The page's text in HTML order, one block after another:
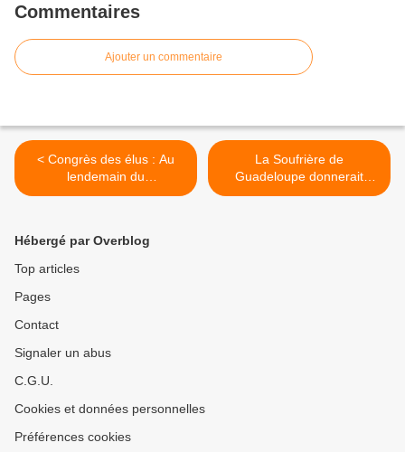
Commentaires
Ajouter un commentaire
< Congrès des élus : Au
lendemain du
HAPPENING !
La Soufrière de
Guadeloupe donnerait
actuellement des
Hébergé par Overblog
Top articles
Pages
Contact
Signaler un abus
C.G.U.
Cookies et données personnelles
Préférences cookies